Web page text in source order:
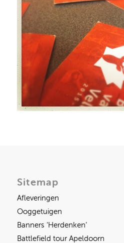
Sitemap
Afleveringen
Ooggetuigen
Banners ‘Herdenken’
Battlefield tour Apeldoorn